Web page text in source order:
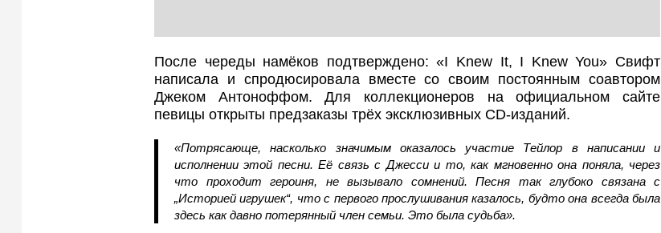
После череды намёков подтверждено: «I Knew It, I Knew You» Свифт
написала и спродюсировала вместе со своим постоянным соавтором
Джеком Антоноффом. Для коллекционеров на официальном сайте
певицы открыты предзаказы трёх эксклюзивных CD-изданий.
«Потрясающе, насколько значимым оказалось участие Тейлор в написании и
исполнении этой песни. Её связь с Джесси и то, как мгновенно она поняла, через
что проходит героиня, не вызывало сомнений. Песня так глубоко связана с
„Историей игрушек“, что с первого прослушивания казалось, будто она всегда была
здесь как давно потерянный член семьи. Это была судьба».